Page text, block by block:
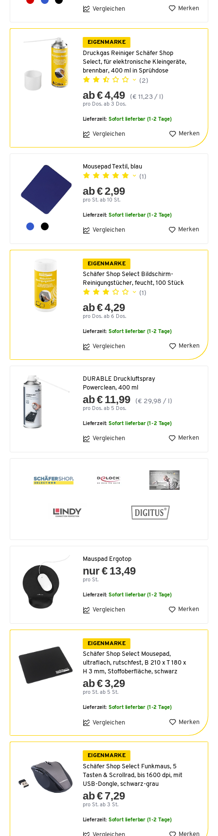
Vergleichen Merken
EIGENMARKE
Druckgas Reiniger Schäfer Shop
Select, für elektronische Kleingeräte,
brennbar, 400 ml in Sprühdose
(2)
ab € 4,49 (€ 11,23 / l)
pro Dos. ab 3 Dos.
Lieferzeit: Sofort lieferbar (1-2 Tage)
Vergleichen Merken
Mousepad Textil, blau
(1)
ab € 2,99
pro St. ab 10 St.
Lieferzeit:Sofort lieferbar (1-2 Tage)
Vergleichen Merken
EIGENMARKE
Schäfer Shop Select Bildschirm-
Reinigungstücher, feucht, 100 Stück
(1)
ab € 4,29
pro Dos. ab 6 Dos.
Lieferzeit: Sofort lieferbar (1-2 Tage)
Vergleichen Merken
DURABLE Druckluftspray
Powerclean, 400 ml
ab € 11,99 (€ 29,98 / l)
pro Dos. ab 5 Dos.
Lieferzeit:Sofort lieferbar (1-2 Tage)
Vergleichen Merken
Mauspad Ergotop
nur € 13,49
pro St.
Lieferzeit:Sofort lieferbar (1-2 Tage)
Vergleichen Merken
EIGENMARKE
Schäfer Shop Select Mousepad,
ultraflach, rutschfest, B 210 x T 180 x
H 3 mm, Stoffoberfläche, schwarz
ab € 3,29
pro St. ab 5 St.
Lieferzeit: Sofort lieferbar (1-2 Tage)
Vergleichen Merken
EIGENMARKE
Schäfer Shop Select Funkmaus, 5
Tasten & Scrollrad, bis 1600 dpi, mit
USB-Dongle, schwarz-grau
ab € 7,29
pro St. ab 3 St.
Lieferzeit: Sofort lieferbar (1-2 Tage)
Merken